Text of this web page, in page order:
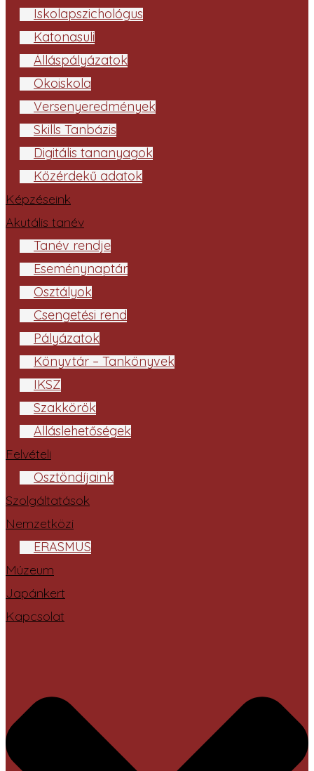
Iskolapszichológus
Katonasuli
Álláspályázatok
Ökoiskola
Versenyeredmények
Skills Tanbázis
Digitális tananyagok
Közérdekű adatok
Képzéseink
Akutális tanév
Tanév rendje
Eseménynaptár
Osztályok
Csengetési rend
Pályázatok
Könyvtár – Tankönyvek
IKSZ
Szakkörök
Álláslehetőségek
Felvételi
Ösztöndíjaink
Szolgáltatások
Nemzetközi
ERASMUS
Múzeum
Japánkert
Kapcsolat